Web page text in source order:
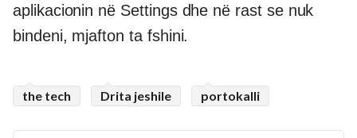
aplikacionin në Settings dhe në rast se nuk
bindeni, mjafton ta fshini.
the tech Drita jeshile portokalli